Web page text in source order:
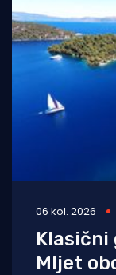
06 kol. 2026
Mljet